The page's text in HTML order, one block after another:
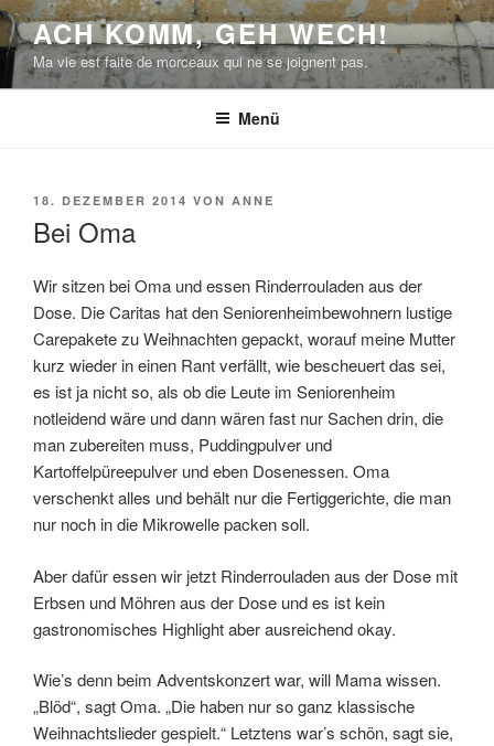
Zum
Inhalt
springen
ACH KOMM, GEH WECH!
Ma vie est faite de morceaux qui ne se joignent pas.
Menü
VERÖFFENTLICHT
18. DEZEMBER 2014 VON ANNE
Bei Oma
Wir sitzen bei Oma und essen Rinderrouladen aus der
Dose. Die Caritas hat den Seniorenheimbewohnern lustige
Carepakete zu Weihnachten gepackt, worauf meine Mutter
kurz wieder in einen Rant verfällt, wie bescheuert das sei,
es ist ja nicht so, als ob die Leute im Seniorenheim
notleidend wäre und dann wären fast nur Sachen drin, die
man zubereiten muss, Puddingpulver und
Kartoffelpüreepulver und eben Dosenessen. Oma
verschenkt alles und behält nur die Fertiggerichte, die man
nur noch in die Mikrowelle packen soll.
Aber dafür essen wir jetzt Rinderrouladen aus der Dose mit
Erbsen und Möhren aus der Dose und es ist kein
gastronomisches Highlight aber ausreichend okay.
Wie’s denn beim Adventskonzert war, will Mama wissen.
„Blöd“, sagt Oma. „Die haben nur so ganz klassische
Weihnachtslieder gespielt.“ Letztens war’s schön, sagt sie,